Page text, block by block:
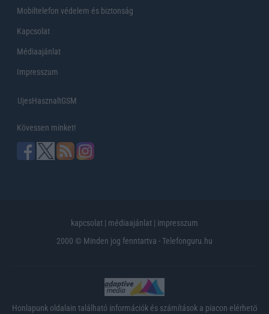
Mobiltelefon védelem és biztonság
Kapcsolat
Médiaajánlat
Impresszum
UjesHasznaltGSM
Kövessen minket!
kapcsolat | médiaajánlat | impresszum
2000 © Minden jog fenntartva - Telefonguru.hu
Honlapunk oldalain található információk és számítások a piacon elérhető